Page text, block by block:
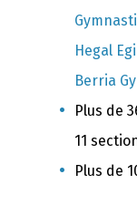
Hegal
Berria
Plus de
11
Plus de